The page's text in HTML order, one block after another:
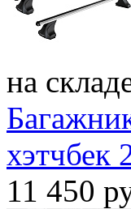
на
хэтчбек
11 450